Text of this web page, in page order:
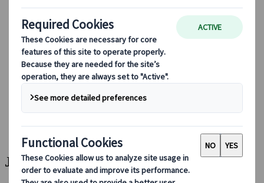
Sesongbaserte reisetips
Høydepunkter fra destinasjonen
Kulturell innsikt
Kulinariske eventyr
Utforsk Japan med tog
Ofte stilte spørsmål
Viktig informasjon
Etikette i Japan
Kjøring i Japan
Booking hos oss
Japan Rail Pass
Overnatting
Online reiseråd
Japanspecialist | Resultater